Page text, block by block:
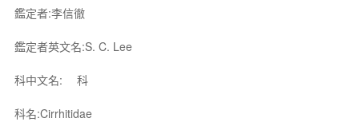
鑑定者:李信徹
鑑定者英文名:S. C. Lee
科中文名: 科
科名:Cirrhitidae